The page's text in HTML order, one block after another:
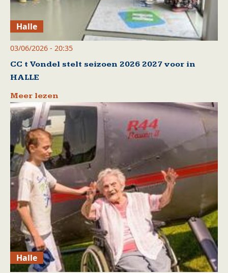
Halle
03/06/2026 - 20:35
CC t Vondel stelt seizoen 2026 2027 voor in
HALLE
Meer lezen
Halle